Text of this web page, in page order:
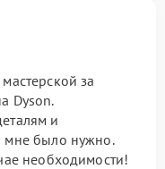
за
Dyson.
и
мне было нужно.
необходимости!